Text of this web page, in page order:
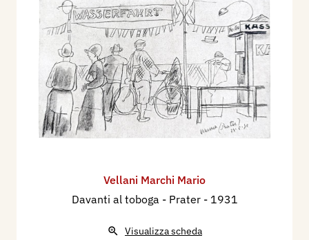
Vellani Marchi Mario
Davanti al toboga - Prater - 1931
Visualizza scheda